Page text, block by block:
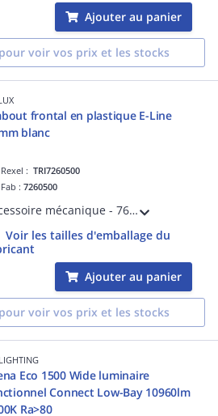
Ajouter au panier
voir vos prix et les stocks
frontal en plastique E-Line
blanc
Rexel :TRI7260500
Fab :7260500
Accessoire mécanique - 765... E-Line - blanc
Voir les tailles d'emballage du
Ajouter au panier
voir vos prix et les stocks
Eco 1500 Wide luminaire
Connect Low-Bay 10960lm
Ra>80